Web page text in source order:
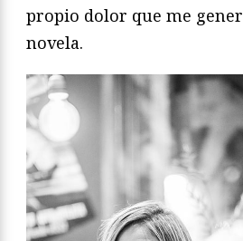
propio dolor que me
novela.